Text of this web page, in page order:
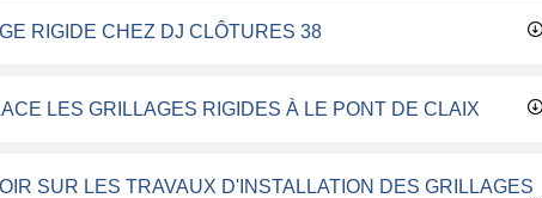
RIGIDE CHEZ DJ CLÔTURES 38
LES GRILLAGES RIGIDES À LE PONT DE CLAIX
SUR LES TRAVAUX D'INSTALLATION DES GRILLAGES